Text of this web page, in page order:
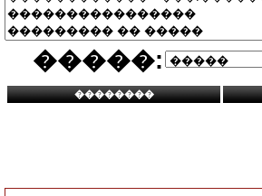
�����: